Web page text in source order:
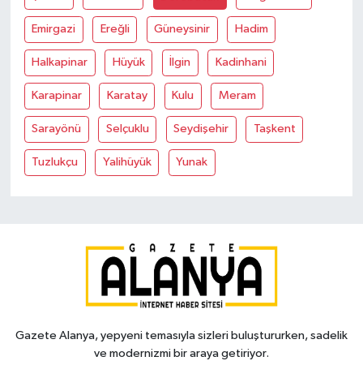
Emirgazi Ereğli Güneysinir Hadim
Halkapinar Hüyük İlgin Kadinhani
Karapinar Karatay Kulu Meram
Sarayönü Selçuklu Seydişehir Taşkent
Tuzlukçu Yalihüyük Yunak
Gazete Alanya, yepyeni temasıyla sizleri buluştururken, sadelik
ve modernizmi bir araya getiriyor.